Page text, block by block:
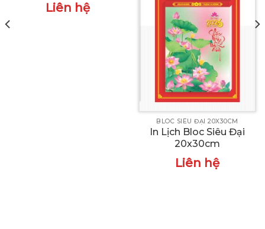
Liên hệ
BLOC SIÊU ĐẠI 20X30CM
In Lịch Bloc Siêu Đại
20x30cm
Liên hệ